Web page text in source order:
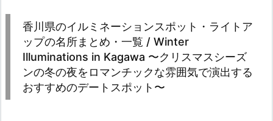
香川県のイルミネーションスポット・ライトア
ップの名所まとめ・一覧 / Winter
Illuminations in Kagawa 〜クリスマスシーズ
ンの冬の夜をロマンチックな雰囲気で演出する
おすすめのデートスポット〜